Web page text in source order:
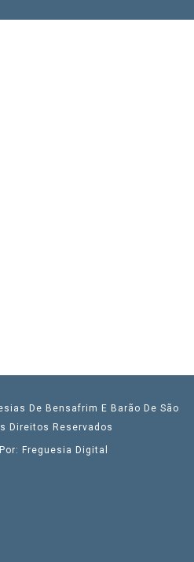
De Bensafrim E Barão De São
Direitos Reservados
Freguesia Digital